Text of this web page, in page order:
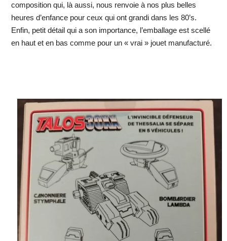
composition qui, là aussi, nous renvoie à nos plus belles
heures d’enfance pour ceux qui ont grandi dans les 80’s.
Enfin, petit détail qui a son importance, l’emballage est scellé
en haut et en bas comme pour un « vrai » jouet manufacturé.